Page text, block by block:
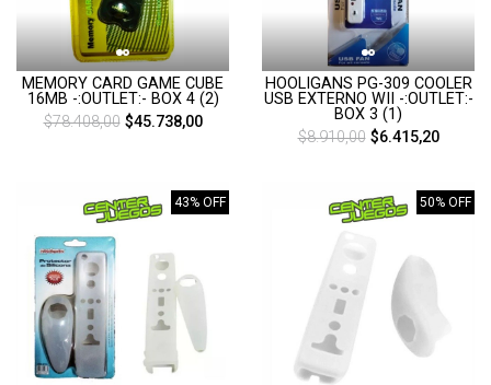
MEMORY CARD GAME CUBE
16MB -:OUTLET:- BOX 4 (2)
$78.408,00$45.738,00
HOOLIGANS PG-309 COOLER
USB EXTERNO WII -:OUTLET:-
BOX 3 (1)
$8.910,00$6.415,20
43% OFF 50% OFF